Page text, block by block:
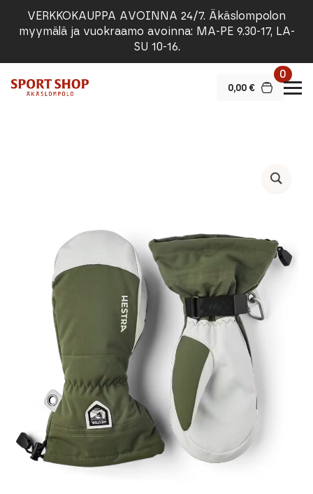
VERKKOKAUPPA AVOINNA 24/7. Äkäslompolon
myymälä ja vuokraamo avoinna: MA-PE 9.30-17, LA-
SU 10-16.
0,00 €
0